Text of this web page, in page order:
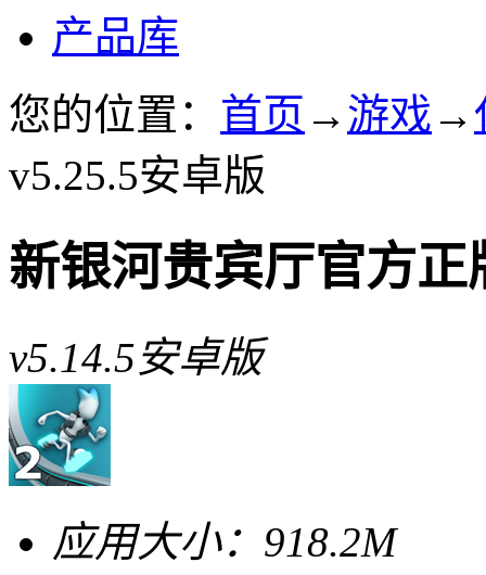
产品库
您的位置： 首页 → 游戏 →
v5.25.5安卓版
新银河贵宾厅官方正
v5.14.5安卓版
应用大小： 918.2M